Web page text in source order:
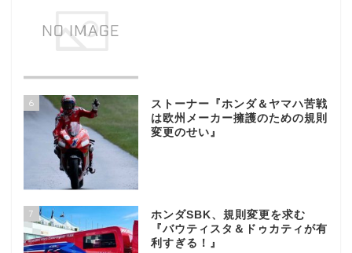
6
ストーナー『ホンダ＆ヤマハ苦戦
は欧州メーカー擁護のための規則
変更のせい』
7
ホンダSBK、規則変更を求む
『バウティスタ＆ドゥカティが有
利すぎる！』